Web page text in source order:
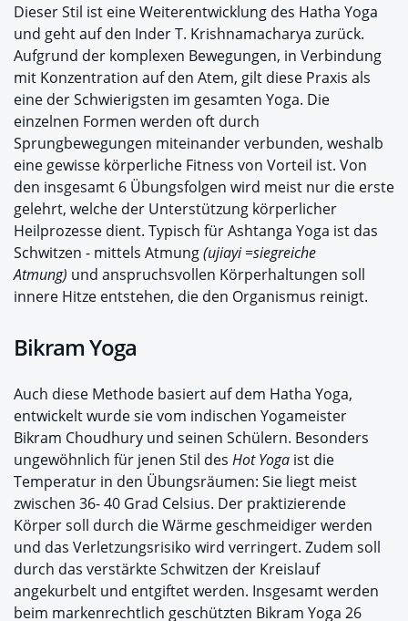
Dieser Stil ist eine Weiterentwicklung des Hatha Yoga
und geht auf den Inder T. Krishnamacharya zurück.
Aufgrund der komplexen Bewegungen, in Verbindung
mit Konzentration auf den Atem, gilt diese Praxis als
eine der Schwierigsten im gesamten Yoga. Die
einzelnen Formen werden oft durch
Sprungbewegungen miteinander verbunden, weshalb
eine gewisse körperliche Fitness von Vorteil ist. Von
den insgesamt 6 Übungsfolgen wird meist nur die erste
gelehrt, welche der Unterstützung körperlicher
Heilprozesse dient. Typisch für Ashtanga Yoga ist das
Schwitzen - mittels Atmung(ujiayi =siegreiche
Atmung) und anspruchsvollen Körperhaltungen soll
innere Hitze entstehen, die den Organismus reinigt.
Bikram Yoga
Auch diese Methode basiert auf dem Hatha Yoga,
entwickelt wurde sie vom indischen Yogameister
Bikram Choudhury und seinen Schülern. Besonders
ungewöhnlich für jenen Stil des Hot Yoga ist die
Temperatur in den Übungsräumen: Sie liegt meist
zwischen 36- 40 Grad Celsius. Der praktizierende
Körper soll durch die Wärme geschmeidiger werden
und das Verletzungsrisiko wird verringert. Zudem soll
durch das verstärkte Schwitzen der Kreislauf
angekurbelt und entgiftet werden. Insgesamt werden
beim markenrechtlich geschützten Bikram Yoga 26